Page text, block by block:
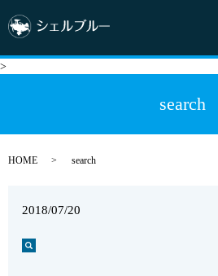
>
search
HOME search
2018/07/20